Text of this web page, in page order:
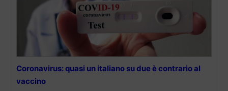
Coronavirus: quasi un italiano su due è contrario al
vaccino